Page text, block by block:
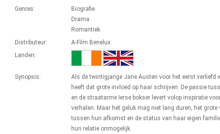
Genres:
Biografie
Drama
Romantiek
Distributeur:
A-Film Benelux
Landen:
Synopsis:
Als de twintigjarige Jane Austen voor het eerst verliefd
heeft dat grote invloed op haar schrijven. De passie
en de straatarme Ierse bokser levert volop inspiratie
verhalen. Maar het geluk mag niet lang duren, het grote
tussen hun afkomst en de status van haar eigen
hun relatie onmogelijk.